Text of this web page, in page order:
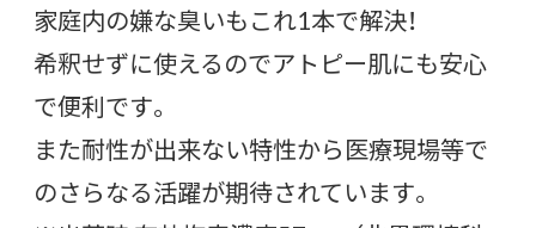
家庭内の嫌な臭いもこれ1本で解決！
希釈せずに使えるのでアトピー肌にも安心
で便利です。
また耐性が出来ない特性から医療現場等で
のさらなる活躍が期待されています。